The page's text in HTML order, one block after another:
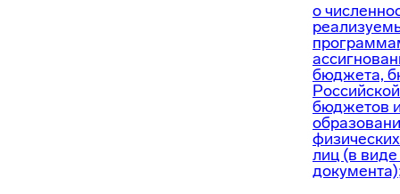
о
бюджета,
бюджетов
лиц (в